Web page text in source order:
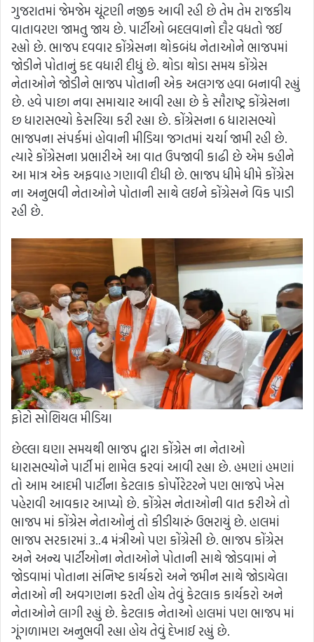
ગુજરાતમાં જેમજેમ ચૂંટણી નજીક આવી રહી છે તેમ તેમ રાજકીય
વાતાવરણ જામતુ જાય છે. પાર્ટીઓ બદલવાનો દૌર વધતો જઈ
રહ્યો છે. ભાજપ દવવાર કોંગ્રેસના થોકબંધ નેતાઓને ભાજપમાં
જોડીને પોતાનું કદ વધારી દીધું છે. થોડા થોડા સમય કોંગ્રેસ
નેતાઓને જોડીને ભાજપ પોતાની એક અલગજ હવા બનાવી રહ્યું
છે. હવે પાછા નવા સમાચાર આવી રહ્યા છે કે સૌરાષ્ટ્ર કોંગ્રેસના
છ ધારાસભ્યો કેસરિયા કરી રહ્યા છે. કોંગ્રેસના 6 ધારાસભ્યો
ભાજપના સંપર્કમાં હોવાની મીડિયા જગતમાં ચર્ચા જામી રહી છે.
ત્યારે કોંગ્રેસના પ્રભારીએ આ વાત ઉપજાવી કાઢી છે એમ કહીને
આ માત્ર એક અફવાહ ગણાવી દીધી છે. ભાજપ ધીમે ધીમે કોંગ્રેસ
ના અનુભવી નેતાઓને પોતાની સાથે લઈને કોંગ્રેસને વિક પાડી
રહી છે.
ફોટો સોશિયલ મીડિયા
છેલ્લા ઘણા સમયથી ભાજપ દ્વારા કોંગ્રેસ ના નેતાઓ
ધારાસભ્યોને પાર્ટી માં શામેલ કરવાં આવી રહ્યા છે. હમણાં હમણાં
તો આમ આદમી પાર્ટીના કેટલાક કોર્પોરેટરને પણ ભાજપે ખેસ
પહેરાવી આવકાર આપ્યો છે. કોંગ્રેસ નેતાઓની વાત કરીએ તો
ભાજપ માં કોંગ્રેસ નેતાઓનું તો કીડીયારું ઉભરાયું છે. હાલમાં
ભાજપ સરકારમાં 3..4 મંત્રીઓ પણ કોંગ્રેસી છે. ભાજપ કોંગ્રેસ
અને અન્ય પાર્ટીઓના નેતાઓને પોતાની સાથે જોડવામાં ને
જોડવામાં પોતાના સંનિષ્ટ કાર્યકરો અને જમીન સાથે જોડાયેલા
નેતાઓ ની અવગણના કરતી હોય તેવું કેટલાક કાર્યકરો અને
નેતાઓને લાગી રહ્યું છે. કેટલાક નેતાઓ હાલમાં પણ ભાજપ માં
ગૂંગળામણ અનુભવી રહ્યા હોય તેવું દેખાઈ રહ્યું છે.